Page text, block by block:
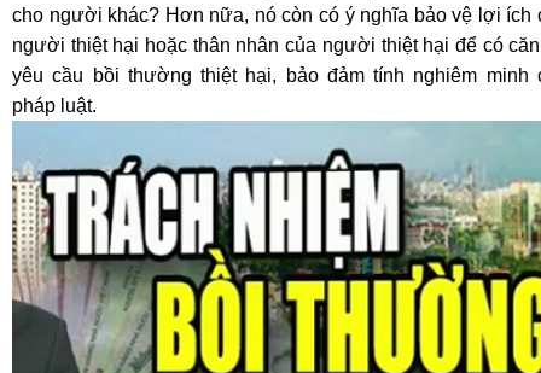
cho người khác? Hơn nữa, nó còn có ý nghĩa bảo vệ lợi ích
người thiệt hại hoặc thân nhân của người thiệt hại để có
yêu cầu bồi thường thiệt hại, bảo đảm tính nghiêm minh
pháp luật.